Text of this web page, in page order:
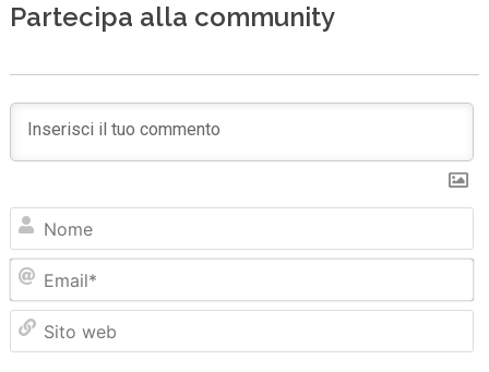
Partecipa alla community